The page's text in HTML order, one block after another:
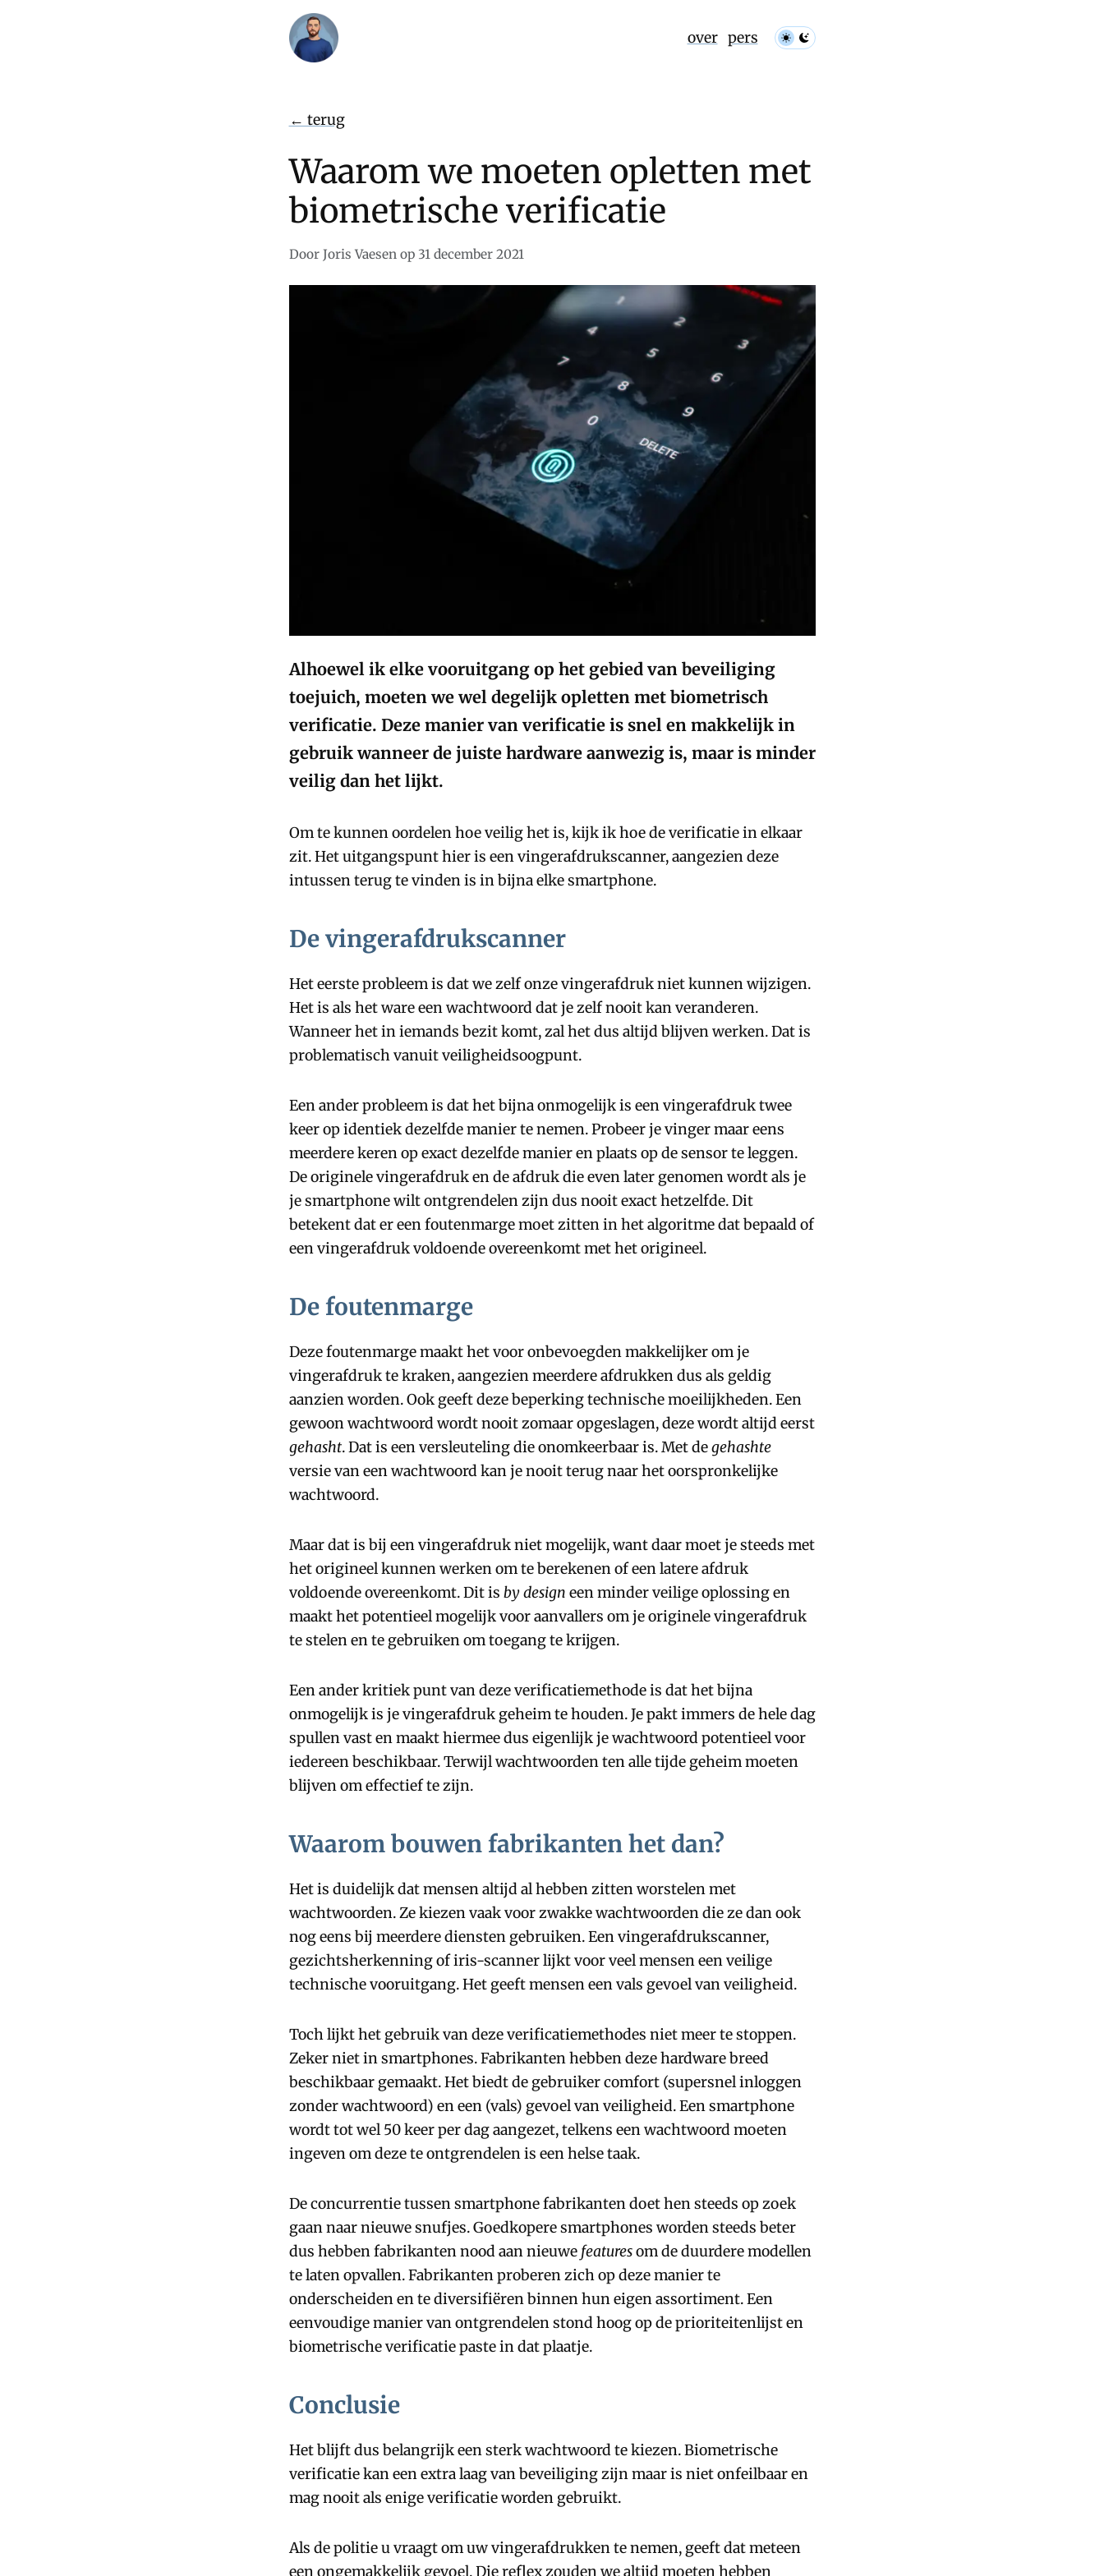
over pers
← terug
Waarom we moeten opletten met
biometrische verificatie
Door Joris Vaesen op 31 december 2021
Alhoewel ik elke vooruitgang op het gebied van beveiliging
toejuich, moeten we wel degelijk opletten met biometrisch
verificatie. Deze manier van verificatie is snel en makkelijk in
gebruik wanneer de juiste hardware aanwezig is, maar is minder
veilig dan het lijkt.
Om te kunnen oordelen hoe veilig het is, kijk ik hoe de verificatie in elkaar
zit. Het uitgangspunt hier is een vingerafdrukscanner, aangezien deze
intussen terug te vinden is in bijna elke smartphone.
De vingerafdrukscanner
Het eerste probleem is dat we zelf onze vingerafdruk niet kunnen wijzigen.
Het is als het ware een wachtwoord dat je zelf nooit kan veranderen.
Wanneer het in iemands bezit komt, zal het dus altijd blijven werken. Dat is
problematisch vanuit veiligheidsoogpunt.
Een ander probleem is dat het bijna onmogelijk is een vingerafdruk twee
keer op identiek dezelfde manier te nemen. Probeer je vinger maar eens
meerdere keren op exact dezelfde manier en plaats op de sensor te leggen.
De originele vingerafdruk en de afdruk die even later genomen wordt als je
je smartphone wilt ontgrendelen zijn dus nooit exact hetzelfde. Dit
betekent dat er een foutenmarge moet zitten in het algoritme dat bepaald of
een vingerafdruk voldoende overeenkomt met het origineel.
De foutenmarge
Deze foutenmarge maakt het voor onbevoegden makkelijker om je
vingerafdruk te kraken, aangezien meerdere afdrukken dus als geldig
aanzien worden. Ook geeft deze beperking technische moeilijkheden. Een
gewoon wachtwoord wordt nooit zomaar opgeslagen, deze wordt altijd eerst
gehasht. Dat is een versleuteling die onomkeerbaar is. Met degehashte
versie van een wachtwoord kan je nooit terug naar het oorspronkelijke
wachtwoord.
Maar dat is bij een vingerafdruk niet mogelijk, want daar moet je steeds met
het origineel kunnen werken om te berekenen of een latere afdruk
voldoende overeenkomt. Dit is by design een minder veilige oplossing en
maakt het potentieel mogelijk voor aanvallers om je originele vingerafdruk
te stelen en te gebruiken om toegang te krijgen.
Een ander kritiek punt van deze verificatiemethode is dat het bijna
onmogelijk is je vingerafdruk geheim te houden. Je pakt immers de hele dag
spullen vast en maakt hiermee dus eigenlijk je wachtwoord potentieel voor
iedereen beschikbaar. Terwijl wachtwoorden ten alle tijde geheim moeten
blijven om effectief te zijn.
Waarom bouwen fabrikanten het dan?
Het is duidelijk dat mensen altijd al hebben zitten worstelen met
wachtwoorden. Ze kiezen vaak voor zwakke wachtwoorden die ze dan ook
nog eens bij meerdere diensten gebruiken. Een vingerafdrukscanner,
gezichtsherkenning of iris-scanner lijkt voor veel mensen een veilige
technische vooruitgang. Het geeft mensen een vals gevoel van veiligheid.
Toch lijkt het gebruik van deze verificatiemethodes niet meer te stoppen.
Zeker niet in smartphones. Fabrikanten hebben deze hardware breed
beschikbaar gemaakt. Het biedt de gebruiker comfort (supersnel inloggen
zonder wachtwoord) en een (vals) gevoel van veiligheid. Een smartphone
wordt tot wel 50 keer per dag aangezet, telkens een wachtwoord moeten
ingeven om deze te ontgrendelen is een helse taak.
De concurrentie tussen smartphone fabrikanten doet hen steeds op zoek
gaan naar nieuwe snufjes. Goedkopere smartphones worden steeds beter
dus hebben fabrikanten nood aan nieuwe featuresom de duurdere modellen
te laten opvallen. Fabrikanten proberen zich op deze manier te
onderscheiden en te diversifiëren binnen hun eigen assortiment. Een
eenvoudige manier van ontgrendelen stond hoog op de prioriteitenlijst en
biometrische verificatie paste in dat plaatje.
Conclusie
Het blijft dus belangrijk een sterk wachtwoord te kiezen. Biometrische
verificatie kan een extra laag van beveiliging zijn maar is niet onfeilbaar en
mag nooit als enige verificatie worden gebruikt.
Als de politie u vraagt om uw vingerafdrukken te nemen, geeft dat meteen
een ongemakkelijk gevoel. Die reflex zouden we altijd moeten hebben